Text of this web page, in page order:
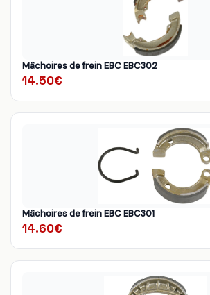
Mâchoires de frein EBC EBC302
14.50€
Mâchoires de frein EBC EBC301
14.60€